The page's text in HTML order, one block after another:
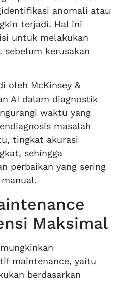
anomali atau
terjadi. Hal ini
untuk melakukan
sebelum kerusakan
oleh McKinsey &
AI dalam diagnostik
waktu yang
masalah
tingkat akurasi
sehingga
perbaikan yang sering
Maksimal
maintenance, yaitu
berdasarkan